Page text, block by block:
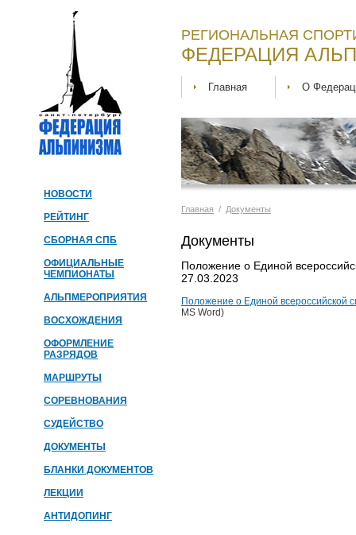
НОВОСТИ
РЕЙТИНГ
СБОРНАЯ СПБ
ОФИЦИАЛЬНЫЕ
ЧЕМПИОНАТЫ
АЛЬПМЕРОПРИЯТИЯ
ВОСХОЖДЕНИЯ
ОФОРМЛЕНИЕ
РАЗРЯДОВ
МАРШРУТЫ
СОРЕВНОВАНИЯ
СУДЕЙСТВО
ДОКУМЕНТЫ
БЛАНКИ ДОКУМЕНТОВ
ЛЕКЦИИ
АНТИДОПИНГ
РЕГИОНАЛЬНАЯ
ФЕДЕРАЦИЯ
Главная О
Главная / Документы
Документы
Положение о Единой
27.03.2023
Положение о Единой всероссийской
MS Word)